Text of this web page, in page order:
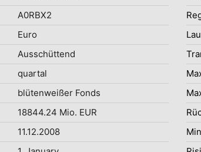
A0RBX2
Euro
Ausschüttend
quartal
blütenweißer Fonds
18844.24 Mio. EUR
11.12.2008